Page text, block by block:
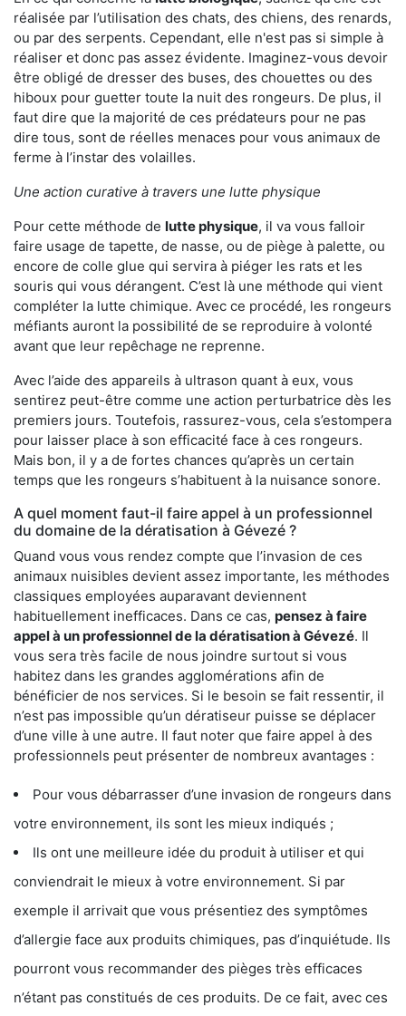
réalisée par l’utilisation des chats, des chiens, des renards,
ou par des serpents. Cependant, elle n'est pas si simple à
réaliser et donc pas assez évidente. Imaginez-vous devoir
être obligé de dresser des buses, des chouettes ou des
hiboux pour guetter toute la nuit des rongeurs. De plus, il
faut dire que la majorité de ces prédateurs pour ne pas
dire tous, sont de réelles menaces pour vous animaux de
ferme à l’instar des volailles.
Une action curative à travers une lutte physique
Pour cette méthode de lutte physique, il va vous falloir
faire usage de tapette, de nasse, ou de piège à palette, ou
encore de colle glue qui servira à piéger les rats et les
souris qui vous dérangent. C’est là une méthode qui vient
compléter la lutte chimique. Avec ce procédé, les rongeurs
méfiants auront la possibilité de se reproduire à volonté
avant que leur repêchage ne reprenne.
Avec l’aide des appareils à ultrason quant à eux, vous
sentirez peut-être comme une action perturbatrice dès les
premiers jours. Toutefois, rassurez-vous, cela s’estompera
pour laisser place à son efficacité face à ces rongeurs.
Mais bon, il y a de fortes chances qu’après un certain
temps que les rongeurs s’habituent à la nuisance sonore.
A quel moment faut-il faire appel à un professionnel
du domaine de la dératisation à Gévezé ?
Quand vous vous rendez compte que l’invasion de ces
animaux nuisibles devient assez importante, les méthodes
classiques employées auparavant deviennent
habituellement inefficaces. Dans ce cas, pensez à faire
appel à un professionnel de la dératisation à Gévezé. Il
vous sera très facile de nous joindre surtout si vous
habitez dans les grandes agglomérations afin de
bénéficier de nos services. Si le besoin se fait ressentir, il
n’est pas impossible qu’un dératiseur puisse se déplacer
d’une ville à une autre. Il faut noter que faire appel à des
professionnels peut présenter de nombreux avantages :
Pour vous débarrasser d’une invasion de rongeurs dans
votre environnement, ils sont les mieux indiqués ;
Ils ont une meilleure idée du produit à utiliser et qui
conviendrait le mieux à votre environnement. Si par
exemple il arrivait que vous présentiez des symptômes
d’allergie face aux produits chimiques, pas d’inquiétude. Ils
pourront vous recommander des pièges très efficaces
n’étant pas constitués de ces produits. De ce fait, avec ces